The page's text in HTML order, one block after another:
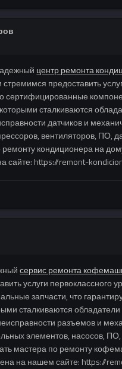
центр ремонта
предоставить
сертифицированные
сталкиваются
датчиков и
вентиляторов, ПО,
кондиционера на
сайте: https://remont-
сервис ремонта
услуги
запчасти, что
сталкиваются
разъемов и
элементов, насосов,
мастера по ремонту
на нашем сайте: https://